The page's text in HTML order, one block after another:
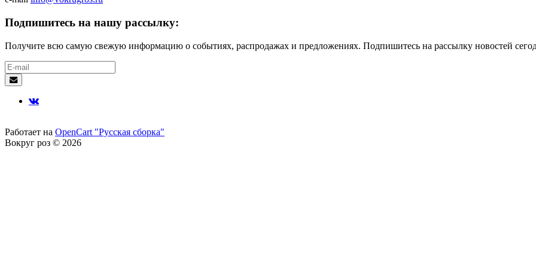
Подпишитесь на нашу рассылку:
Получите всю самую свежую информацию о событиях, распродажах и предложениях. Подпишитесь на рассылку новостей
Работает на OpenCart "Русская сборка"
Вокруг роз © 2026